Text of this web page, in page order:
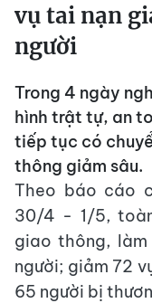
vụ tai nạn
người
Trong 4 ngày
hình trật tự, an
tiếp tục có
thông giảm sâu.
Theo báo cáo
30/4 - 1/5,
giao thông, làm
người; giảm 72
65 người bị